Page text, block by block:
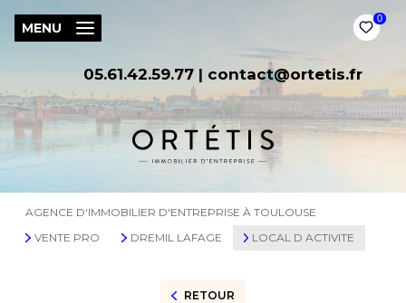
05.61.42.59.77 | contact@ortetis.fr
0
MENU
AGENCE D'IMMOBILIER D'ENTREPRISE À TOULOUSE
VENTE PRO
DREMIL LAFAGE LOCAL D ACTIVITE
RETOUR